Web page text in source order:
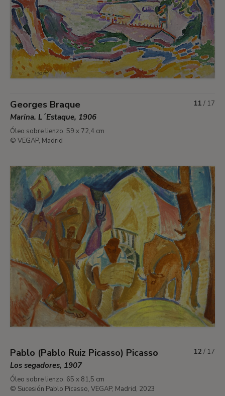
Georges Braque
Marina. L´Estaque, 1906
Óleo sobre lienzo. 59 x 72,4 cm
© VEGAP, Madrid
11 / 17
Pablo (Pablo Ruiz Picasso) Picasso
Los segadores, 1907
Óleo sobre lienzo. 65 x 81,5 cm
© Sucesión Pablo Picasso, VEGAP, Madrid, 2023
12 / 17